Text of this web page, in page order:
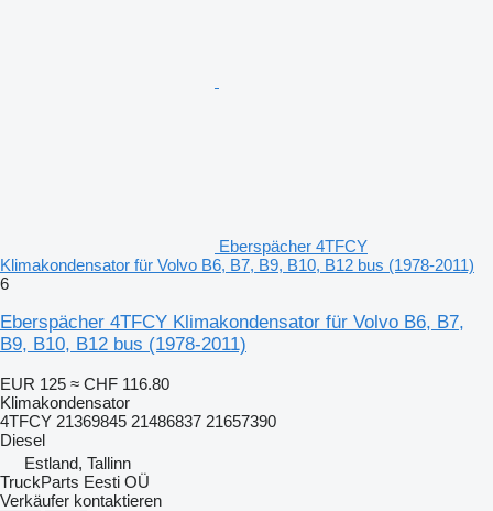
Eberspächer 4TFCY
Klimakondensator für Volvo B6, B7, B9, B10, B12 bus (1978-2011)
6
Eberspächer 4TFCY Klimakondensator für Volvo B6, B7,
B9, B10, B12 bus (1978-2011)
EUR 125 ≈ CHF 116.80
Klimakondensator
4TFCY 21369845 21486837 21657390
Diesel
Estland, Tallinn
TruckParts Eesti OÜ
Verkäufer kontaktieren